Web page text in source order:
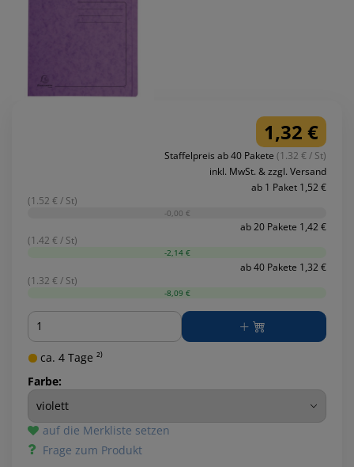
1,32 €
Staffelpreis ab 40 Pakete (1.32 € / St)
inkl. MwSt. & zzgl. Versand
ab 1 Paket 1,52 €
(1.52 € / St)
-0,00 €
ab 20 Pakete 1,42 €
(1.42 € / St)
-2,14 €
ab 40 Pakete 1,32 €
(1.32 € / St)
-8,09 €
Menge
ca. 4 Tage ²⁾
Farbe:
auf die Merkliste setzen
Frage zum Produkt